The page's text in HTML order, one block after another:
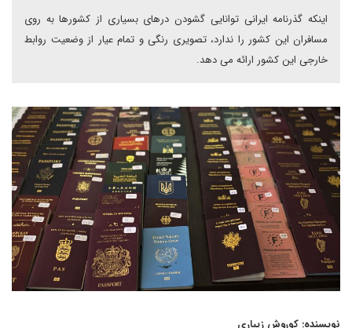
اینکه گذرنامه ایرانی توانایی گشودن درهای بسیاری از کشورها به روی
مسافران این کشور را ندارد، تصویری رنگی و تمام عیار از وضعیت روابط
خارجی این کشور ارائه می دهد.
نویسنده: کوروش زیباری